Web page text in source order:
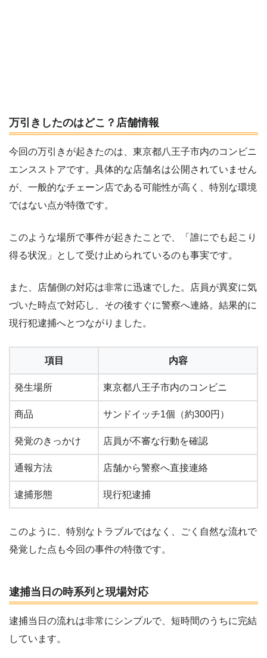
万引きしたのはどこ？店舗情報
今回の万引きが起きたのは、東京都八王子市内のコンビニ
エンスストアです。具体的な店舗名は公開されていません
が、一般的なチェーン店である可能性が高く、特別な環境
ではない点が特徴です。
このような場所で事件が起きたことで、「誰にでも起こり
得る状況」として受け止められているのも事実です。
また、店舗側の対応は非常に迅速でした。店員が異変に気
づいた時点で対応し、その後すぐに警察へ連絡。結果的に
現行犯逮捕へとつながりました。
項目 内容
発生場所 東京都八王子市内のコンビニ
商品 サンドイッチ1個（約300円）
発覚のきっかけ 店員が不審な行動を確認
通報方法 店舗から警察へ直接連絡
逮捕形態 現行犯逮捕
このように、特別なトラブルではなく、ごく自然な流れで
発覚した点も今回の事件の特徴です。
逮捕当日の時系列と現場対応
逮捕当日の流れは非常にシンプルで、短時間のうちに完結
しています。